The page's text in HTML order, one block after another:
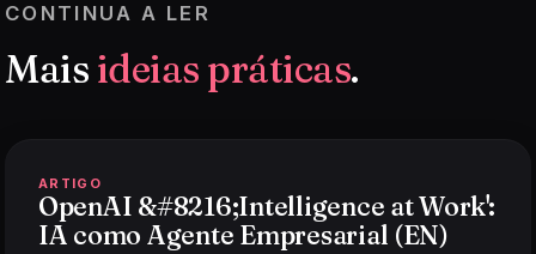
CONTINUA A LER
Mais ideias práticas.
ARTIGO
OpenAI &#8216;Intelligence at Work':
IA como Agente Empresarial (EN)